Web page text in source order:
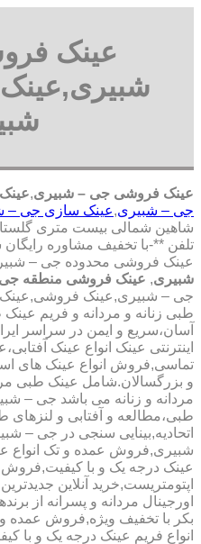
عینک
عینک فروشی جی – شبیری,
جی – شبیری,عینک سازی جی –
تلفن **-با تخفیف مشاوره
عینک فروشی محدوده جی –
شبیری, عینک فروشی منطقه
جی – شبیری,عینک فروشی,عینک
طبی زنانه و مردانه و فریم
آسان،سریع و ایمن در سراسر
اینترنتی عینک انواع عینک
تماسی,فروش انواع عینک های
و بزرگسالان.شامل عینک طبی
مردانه و زنانه می باشد جی –
طبی،مطالعه و آفتابی و
اتحادیه,بینایی سنجی در جی –
شبیری,فروش عمده و تک انواع
عینک درجه یک و با کیفیت,فروش
اپتومتریست,خرید آنلاین
اورجینال مردانه و پسرانه از
بکر با تخفیف ویژه,فروش عمده
انواع فریم عینک درجه یک و با